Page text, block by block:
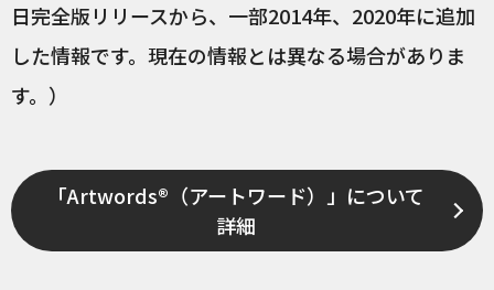
日完全版リリースから、一部2014年、2020年に追加
した情報です。現在の情報とは異なる場合がありま
す。）
「Artwords®（アートワード）」について
詳細